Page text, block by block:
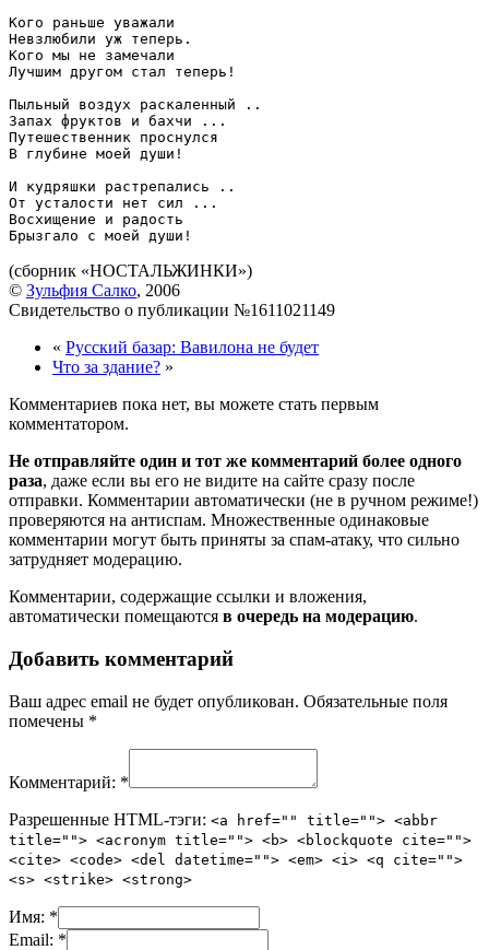
Кого раньше уважали
Невзлюбили уж теперь.
Кого мы не замечали
Лучшим другом стал теперь!
Пыльный воздух раскаленный ..
Запах фруктов и бахчи ...
Путешественник проснулся
В глубине моей души!
И кудряшки растрепались ..
От усталости нет сил ...
Восхищение и радость
(сборник «НОСТАЛЬЖИНКИ»)
© Зульфия Салко, 2006
Свидетельство о публикации №1611021149
« Русский базар: Вавилона не будет
Что за здание? »
Комментариев пока нет, вы можете стать первым
комментатором.
Не отправляйте один и тот же комментарий более одного
раза, даже если вы его не видите на сайте сразу после
отправки. Комментарии автоматически (не в ручном режиме!)
проверяются на антиспам. Множественные одинаковые
комментарии могут быть приняты за спам-атаку, что сильно
затрудняет модерацию.
Комментарии, содержащие ссылки и вложения,
автоматически помещаются в очередь на модерацию.
Добавить комментарий
Ваш адрес email не будет опубликован. Обязательные поля
помечены *
Комментарий: *
Разрешенные HTML-тэги: <a href="" title=""> <abbr
title=""> <acronym title=""> <b> <blockquote cite="">
<cite> <code> <del datetime=""> <em> <i> <q cite="">
<s> <strike> <strong>
Имя: *
Email: *